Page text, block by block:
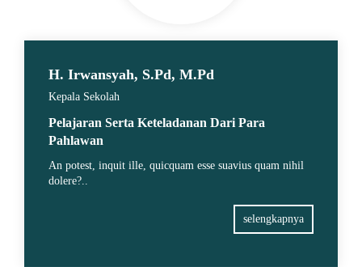
H. Irwansyah, S.Pd, M.Pd
Kepala Sekolah
Pelajaran Serta Keteladanan Dari Para
Pahlawan
An potest, inquit ille, quicquam esse suavius quam nihil
dolere?..
selengkapnya